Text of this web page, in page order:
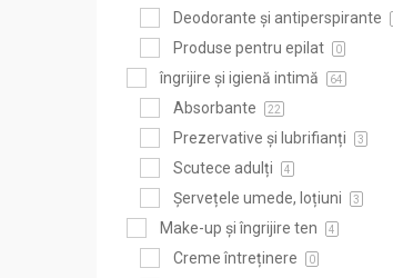
Deodorante și antiperspirante
Produse pentru epilat 0
îngrijire și igienă intimă 64
Absorbante 22
Prezervative și lubrifianți 3
Scutece adulți 4
Șervețele umede, loțiuni 3
Make-up și îngrijire ten 4
Creme întreținere 0